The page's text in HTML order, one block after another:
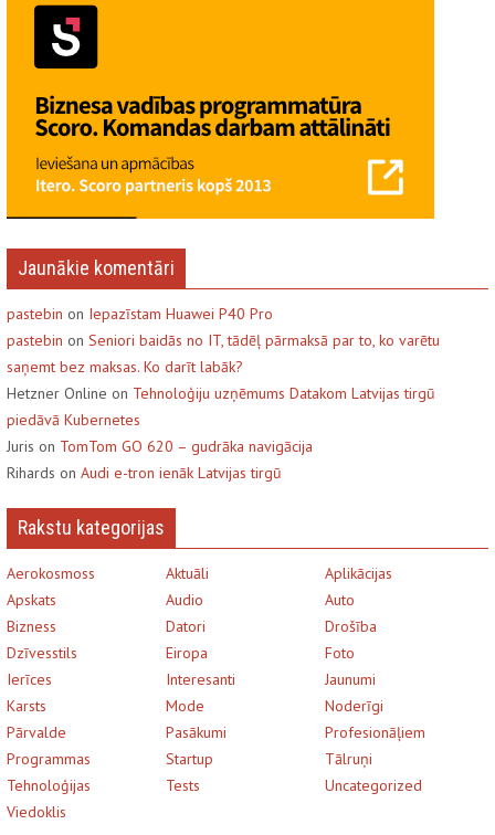
Jaunākie komentāri
pastebin on Iepazīstam Huawei P40 Pro
pastebin on Seniori baidās no IT, tādēļ pārmaksā par to, ko varētu
saņemt bez maksas. Ko darīt labāk?
Hetzner Online on Tehnoloģiju uzņēmums Datakom Latvijas tirgū
piedāvā Kubernetes
Juris on TomTom GO 620 – gudrāka navigācija
Rihards on Audi e-tron ienāk Latvijas tirgū
Rakstu kategorijas
Aerokosmoss Aktuāli
Aplikācijas
Apskats
Audio
Auto
Bizness
Datori
Drošība
Dzīvesstils
Eiropa
Foto
Ierīces
Interesanti
Jaunumi
Karsts
Mode
Noderīgi
Pārvalde
Pasākumi
Profesionāļiem
Programmas
Startup
Tālruņi
Tehnoloģijas
Tests
Uncategorized
Viedoklis